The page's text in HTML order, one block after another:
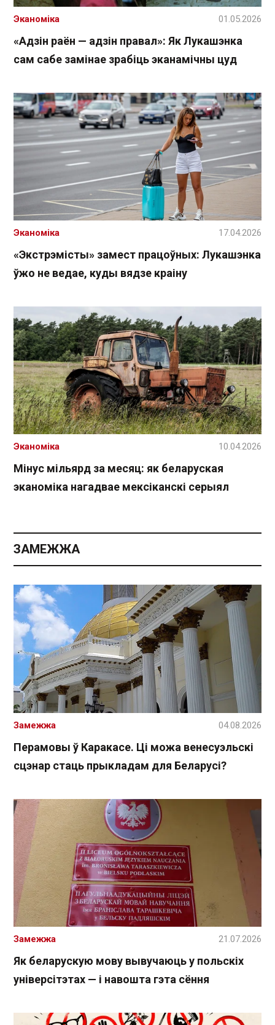
«Адзін раён — адзін правал»: Як Лукашэнка
сам сабе замінае зрабіць эканамічны цуд
Эканоміка 01.05.2026
«Экстрэмісты» замест працоўных: Лукашэнка
ўжо не ведае, куды вядзе краіну
Эканоміка 17.04.2026
Мінус мільярд за месяц: як беларуская
эканоміка нагадвае мексіканскі серыял
Эканоміка 10.04.2026
ЗАМЕЖЖА
Перамовы ў Каракасе. Ці можа венесуэльскі
сцэнар стаць прыкладам для Беларусі?
Замежжа 04.08.2026
Як беларускую мову вывучаюць у польскіх
універсітэтах — і навошта гэта сёння
Замежжа 21.07.2026